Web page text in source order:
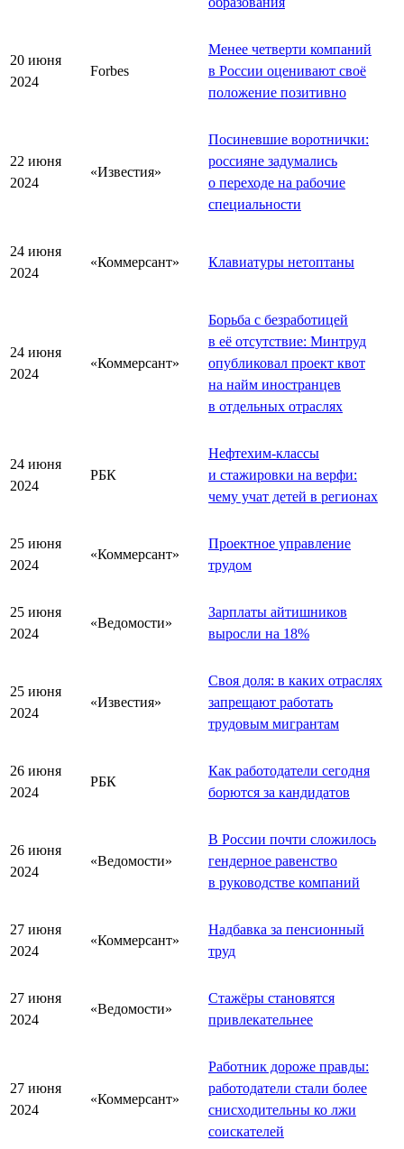
20 июня
2024
Forbes
Менее четверти компаний
в России оценивают своё
положение позитивно
22 июня
2024
«Известия»
Посиневшие воротнички:
россияне задумались
о переходе на рабочие
специальности
24 июня
2024
«Коммерсант» Клавиатуры нетоптаны
24 июня
2024
«Коммерсант»
Борьба с безработицей
в её отсутствие: Минтруд
опубликовал проект квот
на найм иностранцев
в отдельных отраслях
24 июня
2024
РБК
Нефтехим-классы
и стажировки на верфи:
чему учат детей в регионах
25 июня
2024
«Коммерсант»
Проектное управление
трудом
25 июня
2024
«Ведомости»
Зарплаты айтишников
выросли на 18%
25 июня
2024
«Известия»
Своя доля: в каких отраслях
запрещают работать
трудовым мигрантам
26 июня
2024
РБК
Как работодатели сегодня
борются за кандидатов
26 июня
2024
«Ведомости»
В России почти сложилось
гендерное равенство
в руководстве компаний
27 июня
2024
«Коммерсант»
Надбавка за пенсионный
труд
27 июня
2024
«Ведомости»
Стажёры становятся
привлекательнее
27 июня
2024
«Коммерсант»
Работник дороже правды:
работодатели стали более
снисходительны ко лжи
соискателей